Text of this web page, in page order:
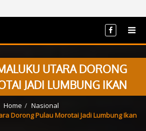
UTARA DORONG
JADI LUMBUNG IKAN
Home
Nasional
Dorong Pulau Morotai Jadi Lumbung Ikan